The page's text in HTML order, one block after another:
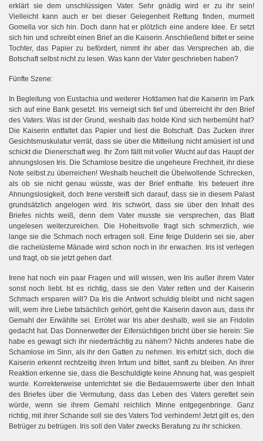
erklärt sie dem unschlüssigen Vater. Sehr gnädig wird er zu ihr sein!
Vielleicht kann auch er bei dieser Gelegenheit Rettung finden, murmelt
Gomella vor sich hin. Doch dann hat er plötzlich eine andere Idee. Er setzt
sich hin und schreibt einen Brief an die Kaiserin. Anschließend bittet er seine
Tochter, das Papier zu befördert, nimmt ihr aber das Versprechen ab, die
Botschaft selbst nicht zu lesen. Was kann der Vater geschrieben haben?
Fünfte Szene:
In Begleitung von Eustachia und weiterer Hofdamen hat die Kaiserin im Park
sich auf eine Bank gesetzt. Iris verneigt sich tief und überreicht ihr den Brief
des Vaters. Was ist der Grund, weshalb das holde Kind sich herbemüht hat?
Die Kaiserin entfaltet das Papier und liest die Botschaft. Das Zucken ihrer
Gesichtsmuskulatur verrät, dass sie über die Mitteilung nicht amüsiert ist und
schickt die Dienerschaft weg. Ihr Zorn fällt mit voller Wucht auf das Haupt der
ahnungslosen Iris. Die Schamlose besitze die ungeheure Frechheit, ihr diese
Note selbst zu überreichen! Weshalb heuchelt die Übelwollende Schrecken,
als ob sie nicht genau wüsste, was der Brief enthalte. Iris beteuert ihre
Ahnungslosigkeit, doch Irene versteift sich darauf, dass sie in diesem Palast
grundsätzlich angelogen wird. Iris schwört, dass sie über den Inhalt des
Briefes nichts weiß, denn dem Vater musste sie versprechen, das Blatt
ungelesen weiterzureichen. Die Hoheitsvolle fragt sich schmerzlich, wie
lange sie die Schmach noch ertragen soll. Eine feige Dulderin sei sie, aber
die rachelüsterne Mänade wird schon noch in ihr erwachen. Iris ist verlegen
und fragt, ob sie jetzt gehen darf.
Irene hat noch ein paar Fragen und will wissen, wen Iris außer ihrem Vater
sonst noch liebt. Ist es richtig, dass sie den Vater retten und der Kaiserin
Schmach ersparen will? Da Iris die Antwort schuldig bleibt und nicht sagen
will, wem ihre Liebe tatsächlich gehört, geht die Kaiserin davon aus, dass ihr
Gemahl der Erwählte sei. Errötet war Iris aber deshalb, weil sie an Fridolin
gedacht hat. Das Donnerwetter der Eifersüchtigen bricht über sie herein: Sie
habe es gewagt sich ihr niederträchtig zu nähern? Nichts anderes habe die
Schamlose im Sinn, als ihr den Gatten zu nehmen. Iris erhitzt sich, doch die
Kaiserin erkennt rechtzeitig ihren Irrtum und bittet, sanft zu bleiben. An ihrer
Reaktion erkenne sie, dass die Beschuldigte keine Ahnung hat, was gespielt
wurde. Korrekterweise unterrichtet sie die Bedauernswerte über den Inhalt
des Briefes über die Vermutung, dass das Leben des Vaters gerettet sein
würde, wenn sie ihrem Gemahl reichlich Minne entgegenbringe. Ganz
richtig, mit ihrer Schande soll sie des Vaters Tod verhindern! Jetzt gilt es, den
Betrüger zu betrügen. Iris soll den Vater zwecks Beratung zu ihr schicken.